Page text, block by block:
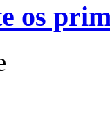
os